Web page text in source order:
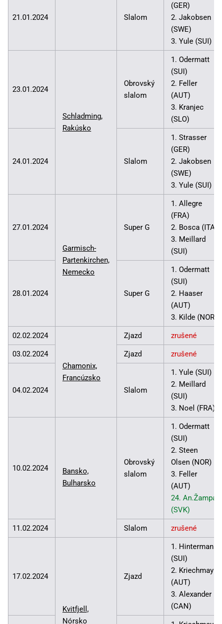
21.01.2024 Slalom
(GER)
2. Jakobsen
(SWE)
3. Yule (SUI)
23.01.2024
Schladming,
Rakúsko
Obrovský
slalom
1. Odermatt
(SUI)
2. Feller
(AUT)
3. Kranjec
(SLO)
24.01.2024 Slalom
1. Strasser
(GER)
2. Jakobsen
(SWE)
3. Yule (SUI)
27.01.2024
Garmisch-
Partenkirchen,
Nemecko
Super G
1. Allegre
(FRA)
2. Bosca (ITA)
3. Meillard
(SUI)
28.01.2024 Super G
1. Odermatt
(SUI)
2. Haaser
(AUT)
3. Kilde (NOR)
02.02.2024
Chamonix,
Francúzsko
Zjazd zrušené
03.02.2024 Zjazd zrušené
04.02.2024 Slalom
1. Yule (SUI)
2. Meillard
(SUI)
3. Noel (FRA)
10.02.2024
Bansko,
Bulharsko
Obrovský
slalom
1. Odermatt
(SUI)
2. Steen
Olsen (NOR)
3. Feller
(AUT)
24. An.Žampa
(SVK)
11.02.2024 Slalom zrušené
17.02.2024
Kvitfjell,
Nórsko
Zjazd
1. Hintermann
(SUI)
2. Kriechmayr
(AUT)
3. Alexander
(CAN)